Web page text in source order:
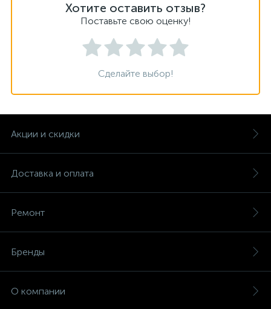
Хотите оставить отзыв?
Поставьте свою оценку!
Сделайте выбор!
Акции и скидки
Доставка и оплата
Ремонт
Бренды
О компании